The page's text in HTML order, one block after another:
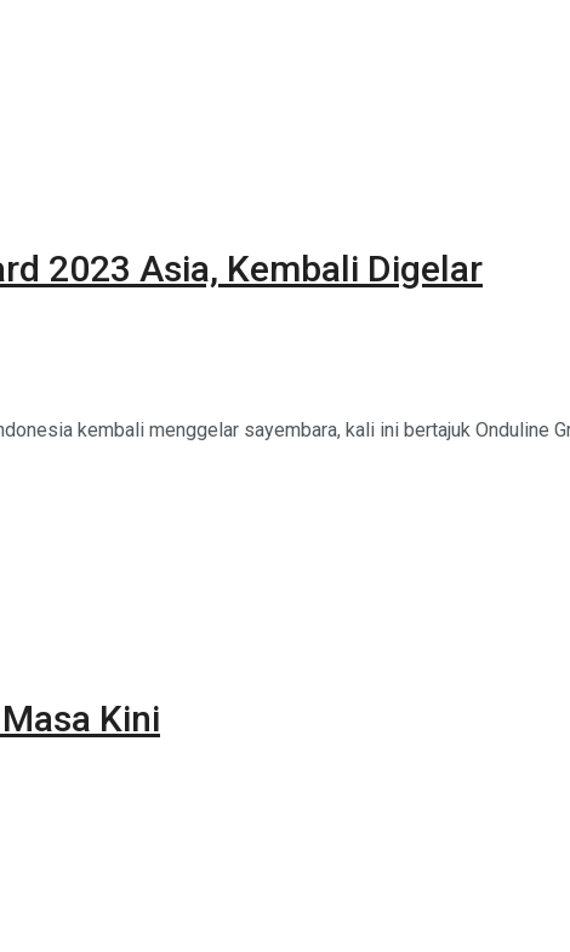
2023 Asia, Kembali Digelar
kembali menggelar sayembara, kali ini bertajuk Onduline
Kini